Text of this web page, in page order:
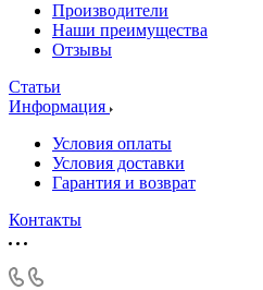
Производители
Наши преимущества
Отзывы
Статьи
Информация
Условия оплаты
Условия доставки
Гарантия и возврат
Контакты